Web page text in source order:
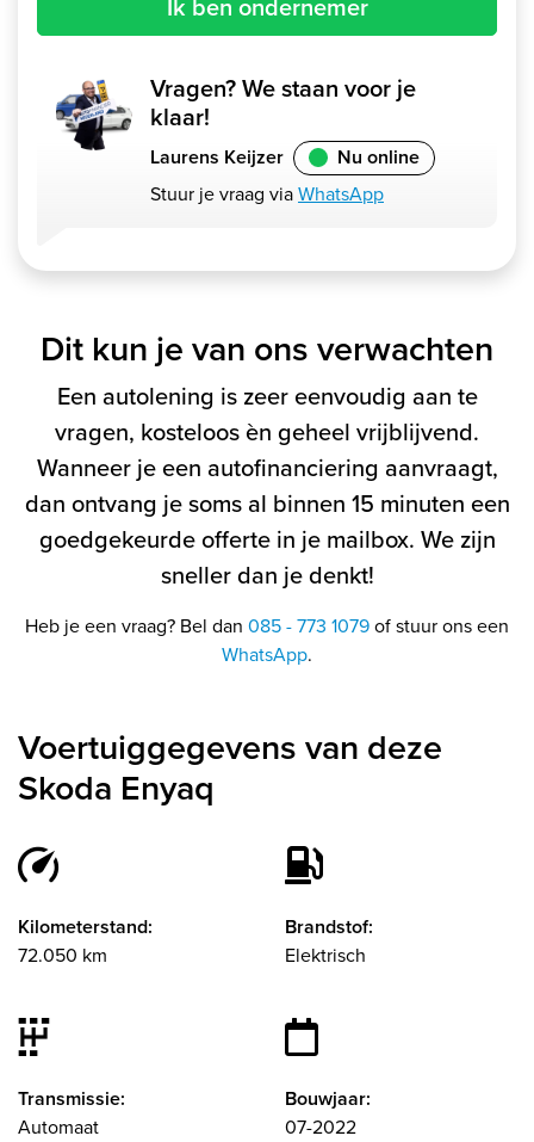
Vragen? We staan voor je
klaar!
Laurens Keijzer
Nu online
Stuur je vraag viaWhatsApp
Dit kun je van ons verwachten
Een autolening is zeer eenvoudig aan te
vragen, kosteloos èn geheel vrijblijvend.
Wanneer je een autofinanciering aanvraagt,
dan ontvang je soms al binnen 15 minuten een
goedgekeurde offerte in je mailbox. We zijn
sneller dan je denkt!
Heb je een vraag? Bel dan 085 - 773 1079of stuur ons een
WhatsApp.
Voertuiggegevens van deze
Skoda Enyaq
Kilometerstand:
72.050 km
Brandstof:
Elektrisch
Transmissie:
Automaat
Bouwjaar:
07-2022